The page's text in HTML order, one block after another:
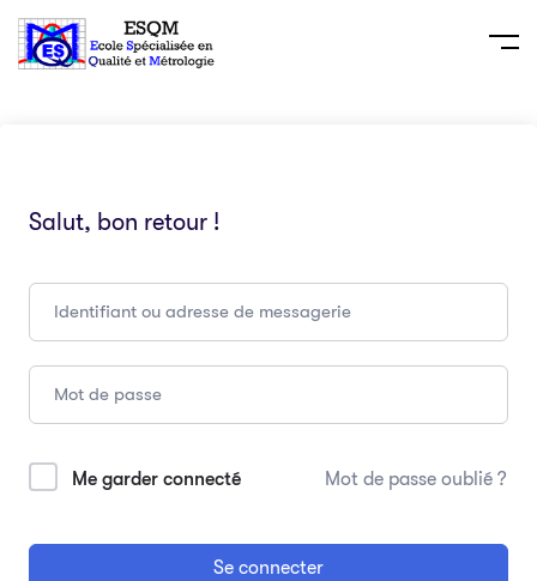
Salut, bon retour !
Me garder connecté Mot de passe oublié ?
Se connecter